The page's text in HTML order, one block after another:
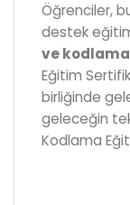
Öğrenciler,
destek
ve
Eğitim
birliğinde
geleceğin
Kodlama